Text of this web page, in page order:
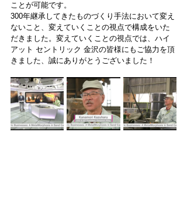
ことが可能です。
300年継承してきたものづくり手法において変え
ないこと、変えていくことの視点で構成をいた
だきました。変えていくことの視点では、ハイ
アット セントリック 金沢の皆様にもご協力を頂
きました、誠にありがとうございました！